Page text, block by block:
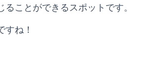
ることができるスポットです。
すね！